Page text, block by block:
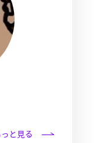
と見る